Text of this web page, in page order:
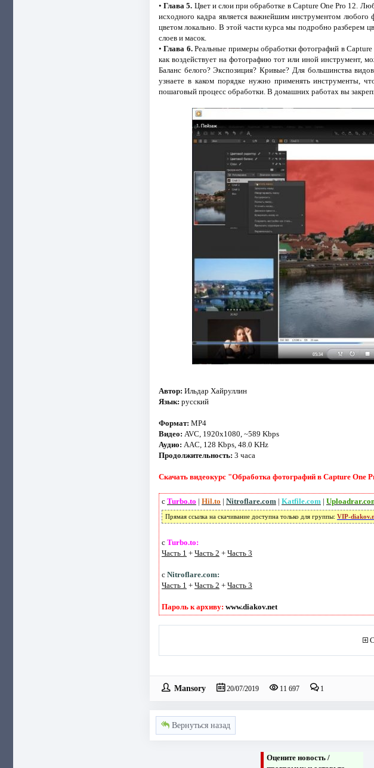
•Глава 5. Цвет и слои при обработке в Capture One Pro 12.
исходного кадра является важнейшим инструментом
цветом локально. В этой части курса мы подробно разберем
слоев и масок.
•Глава 6.Реальные примеры обработки фотографий в Capture
как воздействует на фотографию тот или иной инструмент,
Баланс белого? Экспозиция? Кривые? Для большинства
узнаете в каком порядке нужно применять инструменты,
пошаговый процесс обработки. В домашних работах вы
Автор: Ильдар Хайруллин
Язык: русский
Формат: MP4
Видео: AVC, 1920x1080, ~589 Kbps
Аудио: AAC, 128 Kbps, 48.0 KHz
Продолжительность: 3 часа
Скачать видеокурс "Обработка фотографий в Capture One
с Turbo.to | Hil.to | Nitroflare.com | Katfile.com |
Прямая ссылка на скачивание доступна только для группы: VIP-
с Turbo.to:
Часть 1 + Часть 2 + Часть 3
с Nitroflare.com:
Часть 1 + Часть 2 + Часть 3
Пароль к архиву: www.diakov.net
Mansory 20/07/2019 11 697 1
Вернуться назад
Оцените новость /